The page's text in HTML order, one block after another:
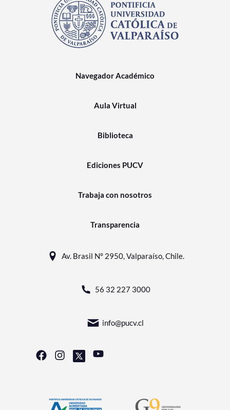
Navegador Académico
Aula Virtual
Biblioteca
Ediciones PUCV
Trabaja con nosotros
Transparencia
Av. Brasil N° 2950, Valparaíso, Chile.
56 32 227 3000
info@pucv.cl